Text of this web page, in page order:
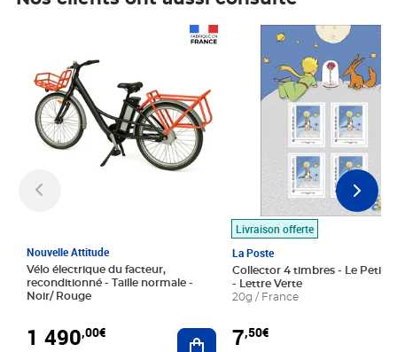
Nouvelle Attitude
Vélo électrique du facteur,
reconditionné - Taille normale -
Noir/ Rouge
1 490,00€ Ajouter au panier
Livraison offerte
La Poste
Collector 4 timbres - Le Petit
- Lettre Verte
20g / France
7,50€
Prix 7,50€